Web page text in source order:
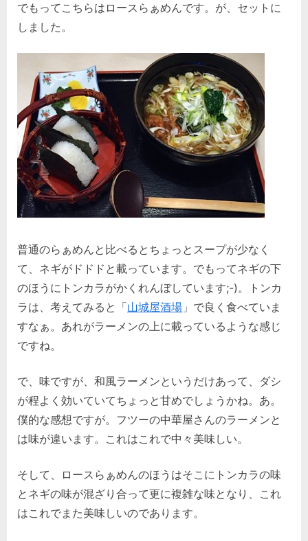
でもってこちらはロースらぁめんです。が、セットに
しました。
普通のらぁめんと比べるとちょっとスープが少なく
て、ネギがドドドと載っています。でもってネギの下
のほうにトンカラがかくれんぼしています;-)。トンカ
ラは、考えてみると「山城屋酒場 」で良く食べていま
すなぁ。あれがラーメンの上に載っているような感じ
ですね。
で、味ですが、和風ラーメンというだけあって、ダシ
が程よく効いていてちょっと甘めでしょうかね。あ。
僕的な感想ですが。フツーの中華屋さんのラーメンと
は味が違います。これはこれで中々美味しい。
そして、ロースらぁめんのほうはそこにトンカラの味
とネギの味が混ざり合って更に複雑な味となり、これ
はこれでまた美味しいのであります。